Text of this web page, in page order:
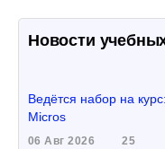
Новости
Ведётся набор на
Micros
06 Авг 2026 25